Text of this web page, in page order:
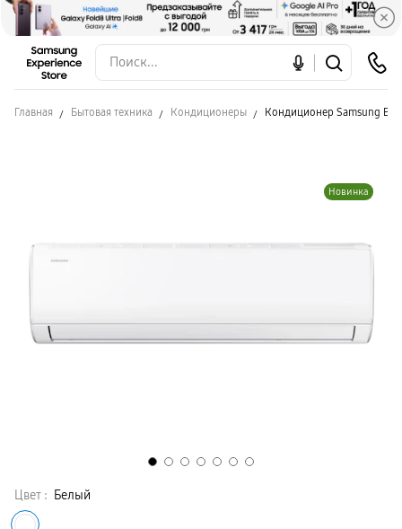
Главная Бытовая техника Кондиционеры Кондиционер Samsung
Новинка
Цвет : Белый